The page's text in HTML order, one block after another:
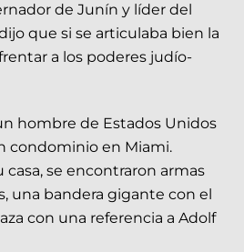
de Junín y líder del
que si se articulaba bien la
a los poderes judío-
hombre de Estados Unidos
condominio en Miami.
casa, se encontraron armas
una bandera gigante con el
con una referencia a Adolf